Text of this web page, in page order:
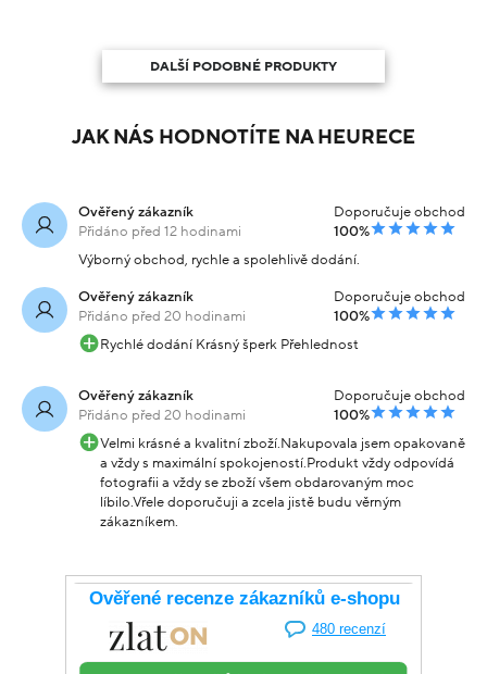
DALŠÍ PODOBNÉ PRODUKTY
JAK NÁS HODNOTÍTE NA HEURECE
Ověřený zákazník
Přidáno před 12 hodinami
Doporučuje obchod
100%
Výborný obchod, rychle a spolehlivě dodání.
Ověřený zákazník
Přidáno před 20 hodinami
Doporučuje obchod
100%
Rychlé dodání Krásný šperk Přehlednost
Ověřený zákazník
Přidáno před 20 hodinami
Doporučuje obchod
100%
Velmi krásné a kvalitní zboží.Nakupovala jsem opakovaně
a vždy s maximální spokojeností.Produkt vždy odpovídá
fotografii a vždy se zboží všem obdarovaným moc
líbilo.Vřele doporučuji a zcela jistě budu věrným
zákazníkem.